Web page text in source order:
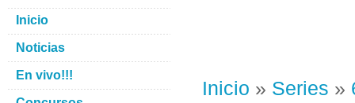
Inicio » Series »
Inicio
Noticias
En vivo!!!